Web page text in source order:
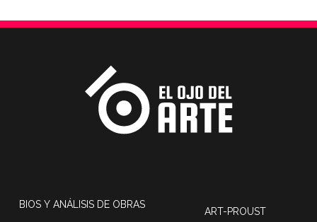
BIOS Y ANÁLISIS DE OBRAS
ART-PROUST